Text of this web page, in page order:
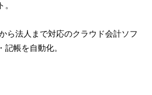
。
ら法人まで対応のクラウド会計ソフ
記帳を自動化。